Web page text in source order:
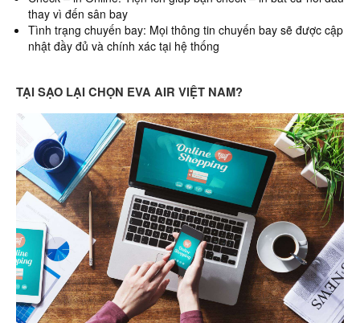
thay vì đến sân bay
Tình trạng chuyến bay: Mọi thông tin chuyến bay sẽ được cập
nhật đầy đủ và chính xác tại hệ thống
TẠI SẠO LẠI CHỌN EVA AIR VIỆT NAM?